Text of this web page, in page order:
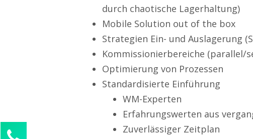
durch chaotische Lagerhaltung)
Mobile Solution out of the box
Strategien Ein- und Auslagerung
Kommissionierbereiche (parallel/
Optimierung von Prozessen
Standardisierte Einführung
WM-Experten
Erfahrungswerten aus
Zuverlässiger Zeitplan
Kontaktieren Sie uns!